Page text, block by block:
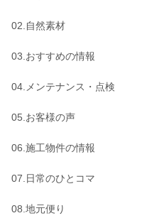
02.自然素材
03.おすすめの情報
04.メンテナンス・点検
05.お客様の声
06.施工物件の情報
07.日常のひとコマ
08.地元便り